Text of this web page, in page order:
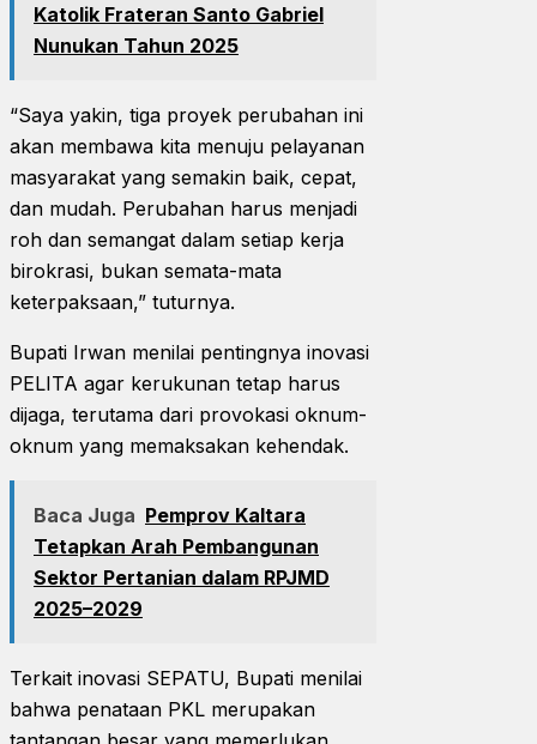
Katolik Frateran Santo Gabriel
Nunukan Tahun 2025
“Saya yakin, tiga proyek perubahan ini
akan membawa kita menuju pelayanan
masyarakat yang semakin baik, cepat,
dan mudah. Perubahan harus menjadi
roh dan semangat dalam setiap kerja
birokrasi, bukan semata-mata
keterpaksaan,” tuturnya.
Bupati Irwan menilai pentingnya inovasi
PELITA agar kerukunan tetap harus
dijaga, terutama dari provokasi oknum-
oknum yang memaksakan kehendak.
Baca Juga Pemprov Kaltara
Tetapkan Arah Pembangunan
Sektor Pertanian dalam RPJMD
2025–2029
Terkait inovasi SEPATU, Bupati menilai
bahwa penataan PKL merupakan